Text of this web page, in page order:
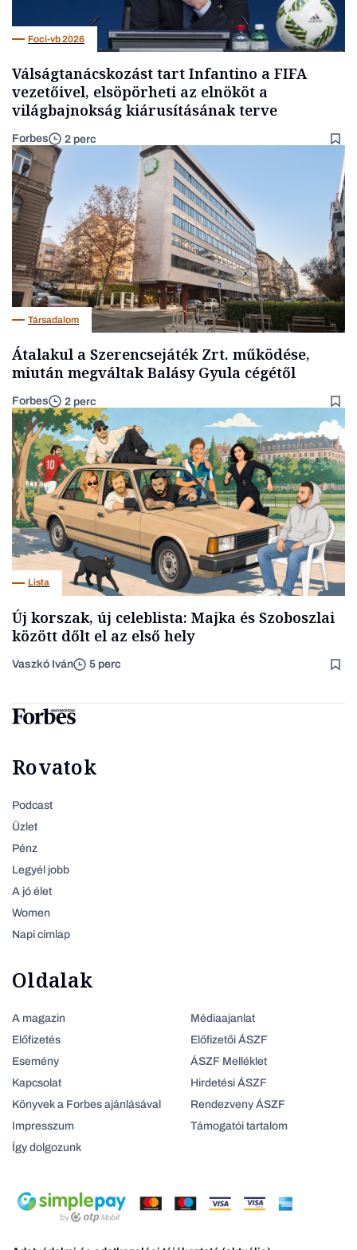
Foci-vb 2026
Válságtanácskozást tart Infantino a FIFA
vezetőivel, elsöpörheti az elnököt a
világbajnokság kiárusításának terve
Forbes 2 perc
Társadalom
Átalakul a Szerencsejáték Zrt. működése,
miután megváltak Balásy Gyula cégétől
Forbes 2 perc
Lista
Új korszak, új celeblista: Majka és Szoboszlai
között dőlt el az első hely
Vaszkó Iván 5 perc
Rovatok
Podcast
Üzlet
Pénz
Legyél jobb
A jó élet
Women
Napi címlap
Oldalak
A magazin
Előfizetés
Esemény
Kapcsolat
Könyvek a Forbes ajánlásával
Impresszum
Így dolgozunk
Médiaajanlat
Előfizetői ÁSZF
ÁSZF Melléklet
Hirdetési ÁSZF
Rendezveny ÁSZF
Támogatói tartalom